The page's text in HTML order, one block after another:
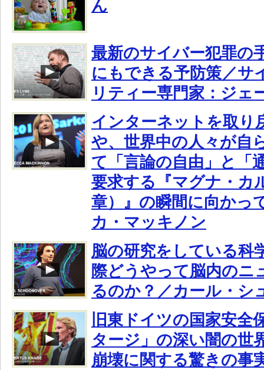
ん
最新のサイバー犯罪の
にもできる予防策／サ
リティー専門家：ジェ
インターネットを取り
や、世界中の人々が自
て「言論の自由」と「
要求する『マグナ・カ
章）』の瞬間に向かっ
カ・マッキノン
脳の研究をしている科
際どうやって脳内のニ
るのか？／カール・シ
旧東ドイツの国家安全
タージ」の深い闇の世
崩壊に関する驚きの事